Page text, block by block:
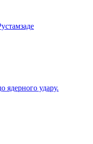
ядерного удару.